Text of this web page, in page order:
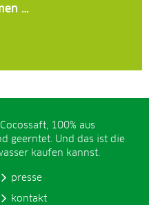
…
100% aus
geerntet. Und das ist die
kaufen kannst.
presse
kontakt